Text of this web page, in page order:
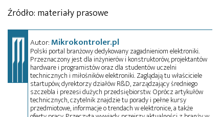
Źródło: materiały prasowe
Autor:Mikrokontroler.pl
Polski portal branżowy dedykowany zagadnieniom elektroniki.
Przeznaczony jest dla inżynierów i konstruktorów, projektantów
hardware i programistów oraz dla studentów uczelni
technicznych i miłośników elektroniki. Zaglądają tu właściciele
startupów, dyrektorzy działów R&D, zarządzający średniego
szczebla i prezesi dużych przedsiębiorstw. Oprócz artykułów
technicznych, czytelnik znajdzie tu porady i pełne kursy
przedmiotowe, informacje o trendach w elektronice, a także